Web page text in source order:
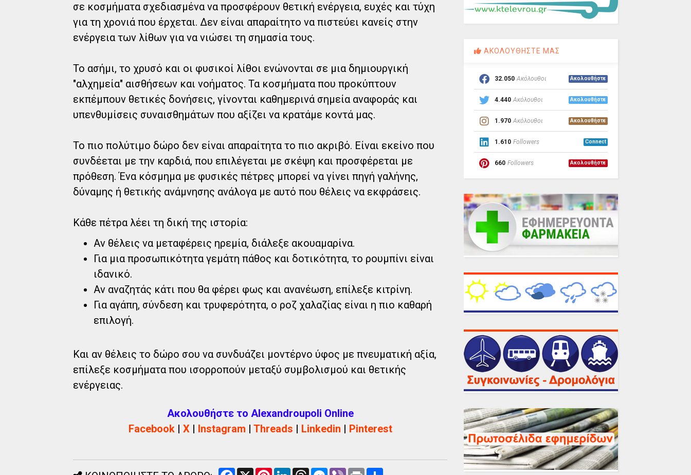
σε κοσμήματα σχεδιασμένα να προσφέρουν θετική ενέργεια, ευχές και τύχη
για τη χρονιά που έρχεται. Δεν είναι απαραίτητο να πιστεύει κανείς στην
ενέργεια των λίθων για να νιώσει τη σημασία τους.
Το ασήμι, το χρυσό και οι φυσικοί λίθοι ενώνονται σε μια δημιουργική
"αλχημεία" αισθήσεων και νοήματος. Τα κοσμήματα που προκύπτουν
εκπέμπουν θετικές δονήσεις, γίνονται καθημερινά σημεία αναφοράς και
υπενθυμίσεις συναισθημάτων που αξίζει να κρατάμε κοντά μας.
Το πιο πολύτιμο δώρο δεν είναι απαραίτητα το πιο ακριβό. Είναι εκείνο που
συνδέεται με την καρδιά, που επιλέγεται με σκέψη και προσφέρεται με
πρόθεση. Ένα κόσμημα με φυσικές πέτρες μπορεί να γίνει πηγή γαλήνης,
δύναμης ή θετικής ανάμνησης ανάλογα με αυτό που θέλεις να εκφράσεις.
Κάθε πέτρα λέει τη δική της ιστορία:
Αν θέλεις να μεταφέρεις ηρεμία, διάλεξε ακουαμαρίνα.
Για μια προσωπικότητα γεμάτη πάθος και δοτικότητα, το ρουμπίνι είναι
ιδανικό.
Αν αναζητάς κάτι που θα φέρει φως και ανανέωση, επίλεξε κιτρίνη.
Για αγάπη, σύνδεση και τρυφερότητα, ο ροζ χαλαζίας είναι η πιο καθαρή
επιλογή.
Και αν θέλεις το δώρο σου να συνδυάζει μοντέρνο ύφος με πνευματική αξία,
επίλεξε κοσμήματα που ισορροπούν μεταξύ συμβολισμού και θετικής
ενέργειας.
Ακολουθήστε το Alexandroupoli Online
Facebook| X| Instagram | Threads | Linkedin | Pinterest
M
ΑΚΟΛΟΥΘΗΣΤΕ ΜΑΣ
32.050 Ακόλουθοι Ακολουθήστε
4.440 Ακόλουθοι Ακολουθήστε
1.970 Ακόλουθοι Ακολουθήστε
1.610 Followers Connect
660 Followers Ακολουθήστε